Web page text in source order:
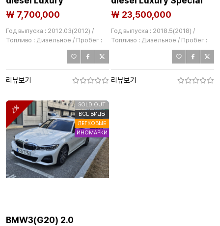
₩ 7,700,000
Год выпуска : 2012.03(2012) /
Топливо : Дизельное / Пробег :
리뷰보기
₩ 23,500,000
Год выпуска : 2018.5(2018) /
Топливо : Дизельное / Пробег :
리뷰보기
SOLD OUT
ВСЕ ВИДЫ
ЛЕГКОВЫЕ
ИНОМАРКИ
2%
BMW3(G20) 2.0